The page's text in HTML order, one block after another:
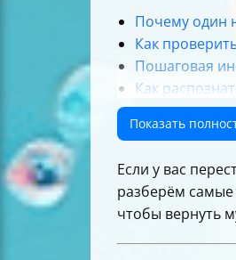
Почему один
Как
Пошаговая
Как
Проверка
Аппаратная
Советы по
Как
Когда
Что указать
Показать
Если у вас
разберём самые
чтобы вернуть